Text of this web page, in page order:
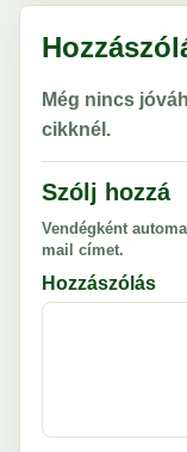
Még nincs
cikknél.
Szólj hozzá
Vendégként
mail címet.
Hozzászólás